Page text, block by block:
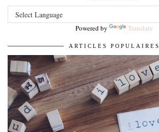
Powered by Translate
ARTICLES POPULAIRES